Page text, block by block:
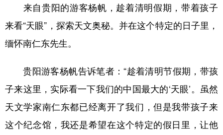
多语种频道
Deutsch Português
来自贵阳的游客杨帆，趁着清明假期，带着孩子
来看“天眼”，探索天文奥秘。并在这个特定的日子里，
缅怀南仁东先生。
贵阳游客杨帆告诉笔者：“趁着清明节假期，带孩
子来这里，实际看一下我们的中国最大的‘天眼’。虽然
天文学家南仁东都已经离开了我们，但是我带孩子来
这个纪念馆，我还是希望在这个特定的假日里，让他